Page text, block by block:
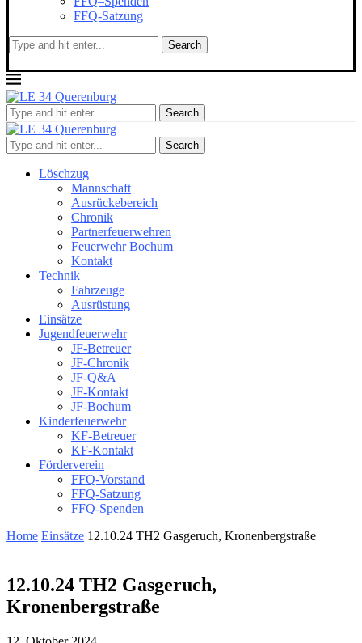
FFQ-Satzung
Search
Search
Search
Löschzug
Mannschaft
Ausrückebereich
Chronik
Partnerfeuerwehren
Feuerwehr Bochum
Kontakt
Technik
Fahrzeuge
Ausrüstung
Einsätze
Jugendfeuerwehr
JF-Betreuer
JF-Chronik
JF-Q&A
JF-Kontakt
JF-Bochum
Kinderfeuerwehr
KF-Betreuer
KF-Kontakt
Förderverein
FFQ-Vorstand
FFQ-Satzung
FFQ-Spenden
Home Einsätze 12.10.24 TH2 Gasgeruch, Kronenbergstraße
12.10.24 TH2 Gasgeruch,
Kronenbergstraße